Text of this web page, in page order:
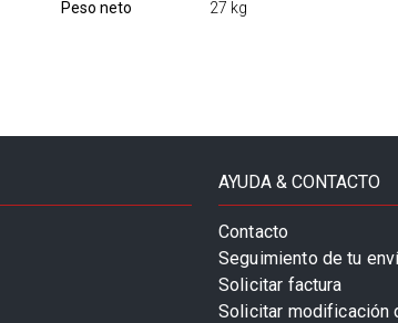
Peso neto 27 kg
AYUDA & CONTACTO
Contacto
Seguimiento de tu
Solicitar factura
Solicitar modificación